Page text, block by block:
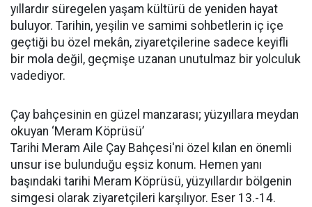
yıllardır süregelen yaşam kültürü de yeniden hayat
buluyor. Tarihin, yeşilin ve samimi sohbetlerin iç içe
geçtiği bu özel mekân, ziyaretçilerine sadece keyifli
bir mola değil, geçmişe uzanan unutulmaz bir yolculuk
vadediyor.
Çay bahçesinin en güzel manzarası; yüzyıllara meydan
okuyan ‘Meram Köprüsü’
Tarihi Meram Aile Çay Bahçesi'ni özel kılan en önemli
unsur ise bulunduğu eşsiz konum. Hemen yanı
başındaki tarihi Meram Köprüsü, yüzyıllardır bölgenin
simgesi olarak ziyaretçileri karşılıyor. Eser 13.-14.